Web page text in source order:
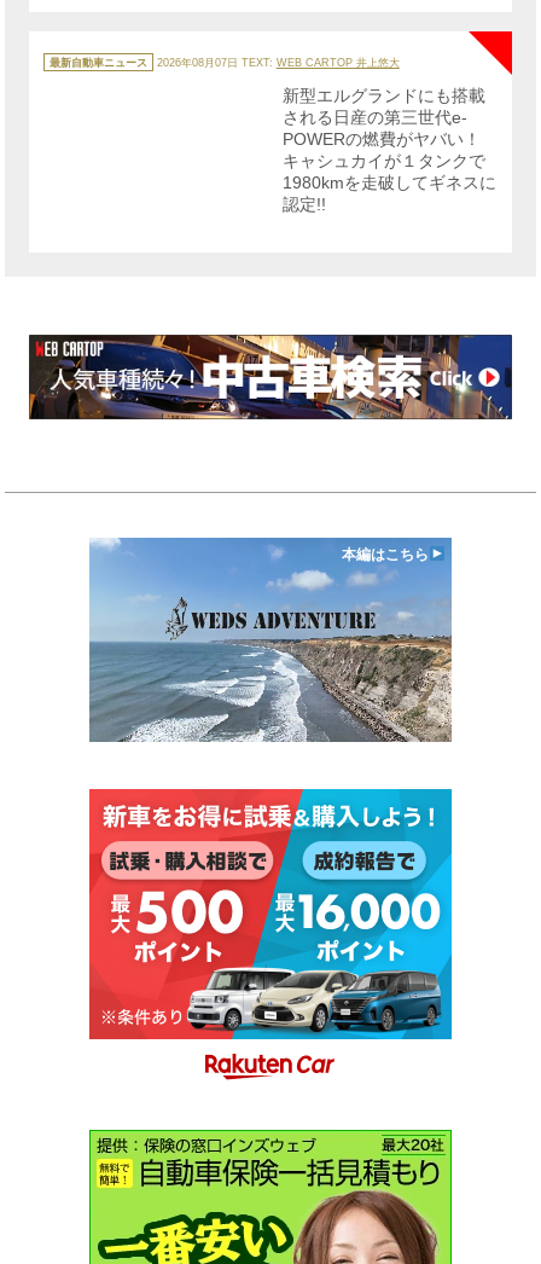
テ
ゴ
最新自動車ニュース 2026年08月07日 TEXT: WEB CARTOP 井上悠大
新型エルグランドにも搭載
される日産の第三世代e-
POWERの燃費がヤバい！
キャシュカイが１タンクで
1980kmを走破してギネスに
認定!!
本編はこちら